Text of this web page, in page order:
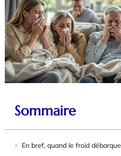
Sommaire
En bref, quand le froid débarque